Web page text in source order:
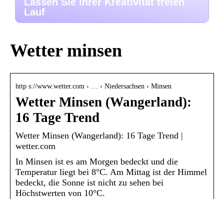
Lauf
Wetter minsen
http s://www.wetter.com › … › Niedersachsen › Minsen
Wetter Minsen (Wangerland):
16 Tage Trend
Wetter Minsen (Wangerland): 16 Tage Trend |
wetter.com
In Minsen ist es am Morgen bedeckt und die
Temperatur liegt bei 8°C. Am Mittag ist der Himmel
bedeckt, die Sonne ist nicht zu sehen bei
Höchstwerten von 10°C.